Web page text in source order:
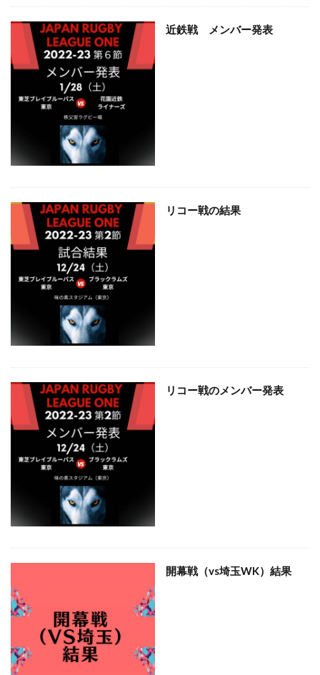
近鉄戦 メンバー発表
リコー戦の結果
リコー戦のメンバー発表
開幕戦（vs埼玉WK）結果